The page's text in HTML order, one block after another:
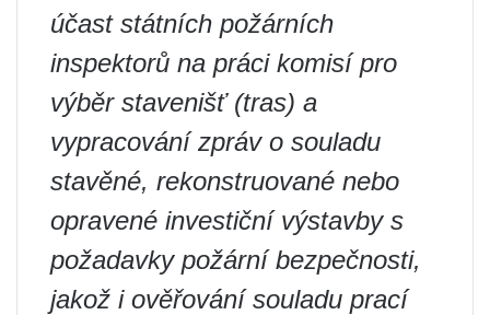
účast státních požárních
inspektorů na práci komisí pro
výběr stavenišť (tras) a
vypracování zpráv o souladu
stavěné, rekonstruované nebo
opravené investiční výstavby s
požadavky požární bezpečnosti,
jakož i ověřování souladu prací